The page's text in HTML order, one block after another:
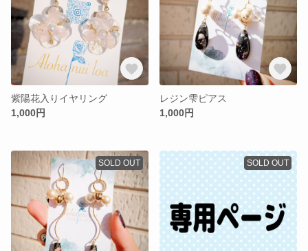
紫陽花入りイヤリング
1,000円
レジン雫ピアス
1,000円
SOLD OUT SOLD OUT